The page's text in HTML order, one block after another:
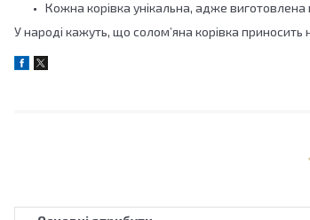
Кожна корівка унікальна, адже виготовлена
У народі кажуть, що солом’яна корівка